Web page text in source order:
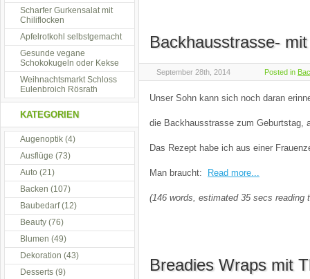
Backhausstrasse-
September 28th, 2014 Posted in
Unser Sohn kann sich noch daran
die Backhausstrasse zum Geburtstag,
Das Rezept habe ich aus einer
Man braucht: Read more...
(146 words, estimated 35 secs reading
Breadies Wraps mit
Scharfer Gurkensalat mit
Chiliflocken
Apfelrotkohl selbstgemacht
Gesunde vegane
Schokokugeln oder Kekse
Weihnachtsmarkt Schloss
Eulenbroich Rösrath
KATEGORIEN
Augenoptik (4)
Ausflüge (73)
Auto (21)
Backen (107)
Baubedarf(12)
Beauty (76)
Blumen (49)
Dekoration (43)
Desserts (9)